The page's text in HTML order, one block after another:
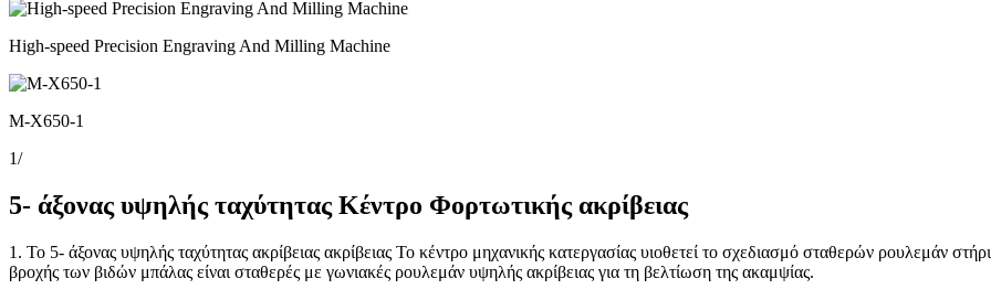
High-speed Precision Engraving And Milling Machine
M-X650-1
1/
5- άξονας υψηλής ταχύτητας Κέντρο Φορτωτικής ακρίβειας
1. Το 5- άξονας υψηλής ταχύτητας ακρίβειας ακρίβειας Το κέντρο μηχανικής κατεργασίας υιοθετεί το σχεδιασμό σταθερών ρουλεμάν
βροχής των βιδών μπάλας είναι σταθερές με γωνιακές ρουλεμάν υψηλής ακρίβειας για τη βελτίωση της ακαμψίας.